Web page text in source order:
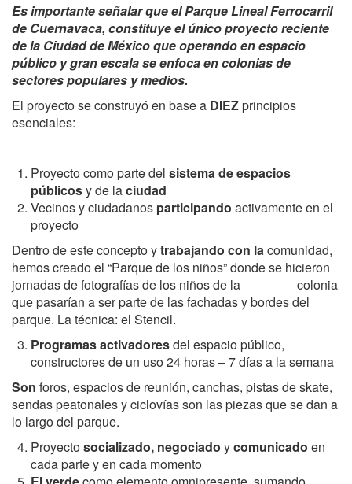
Es importante señalar que el Parque Lineal Ferrocarril
de Cuernavaca, constituye el único proyecto reciente
de la Ciudad de México que operando en espacio
público y gran escala se enfoca en colonias de
sectores populares y medios.
El proyecto se construyó en base a DIEZprincipios
esenciales:
Proyecto como parte del sistema de espacios
públicosy de laciudad
Vecinos y ciudadanos participando activamente en el
proyecto
Dentro de este concepto ytrabajando con lacomunidad,
hemos creado el “Parque de los niños” donde se hicieron
jornadas de fotografías de los niños de la colonia
que pasarían a ser parte de las fachadas y bordes del
parque. La técnica: el Stencil.
Programas activadoresdel espacio público,
constructores de un uso 24 horas – 7 días a la semana
Son foros, espacios de reunión, canchas, pistas de skate,
sendas peatonales y ciclovías son las piezas que se dan a
lo largo del parque.
Proyectosocializado, negociado ycomunicado en
cada parte y en cada momento